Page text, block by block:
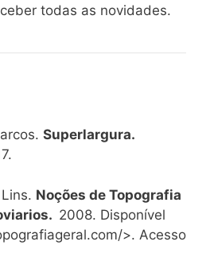
todas as novidades.
Superlargura.
Noções de Topografia
2008. Disponível
>. Acesso